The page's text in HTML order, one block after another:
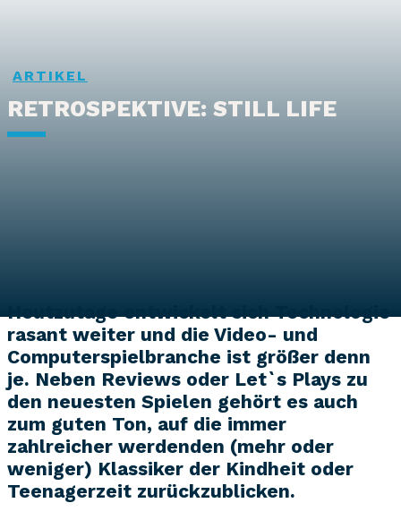
ARTIKEL
RETROSPEKTIVE: STILL LIFE
Heutzutage entwickelt sich Technologie
rasant weiter und die Video- und
Computerspielbranche ist größer denn
je. Neben Reviews oder Let`s Plays zu
den neuesten Spielen gehört es auch
zum guten Ton, auf die immer
zahlreicher werdenden (mehr oder
weniger) Klassiker der Kindheit oder
Teenagerzeit zurückzublicken.